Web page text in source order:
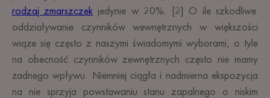
rodzaj zmarszczek jedynie w 20%. [2] O ile szkodliwe
oddziaływanie czynników wewnętrznych w większości
wiąże się często z naszymi świadomymi wyborami, o tyle
na obecność czynników zewnętrznych często nie mamy
żadnego wpływu. Niemniej ciągła i nadmierna ekspozycja
na nie sprzyja powstawaniu stanu zapalnego o niskim